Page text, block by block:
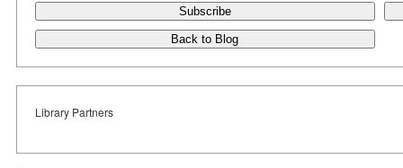
Subscribe
Back to Blog
Library Partners